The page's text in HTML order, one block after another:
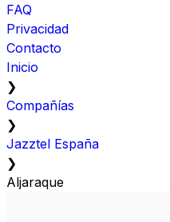
FAQ
Privacidad
Contacto
Inicio
❯
Compañías
❯
Jazztel España
❯
Aljaraque